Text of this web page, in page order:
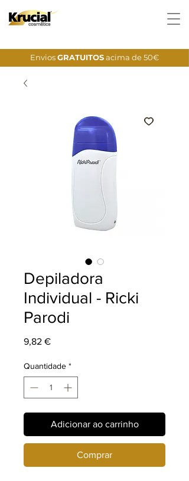
EnviosGRATUITOSacima de 50€
Depiladora
Individual - Ricki
Parodi
9,82 €Preço
Quantidade *
Adicionar ao carrinho
Comprar